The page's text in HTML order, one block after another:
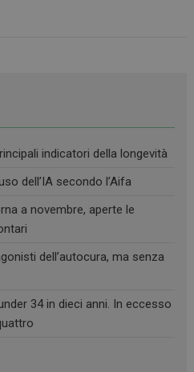
indicatori della longevità
dell’IA secondo l’Aifa
a novembre, aperte le
dell’autocura, ma senza
34 in dieci anni. In eccesso